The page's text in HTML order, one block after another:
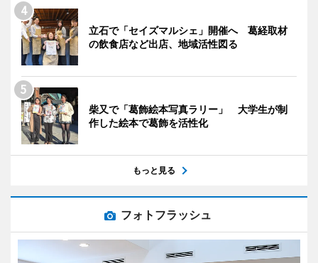
立石で「セイズマルシェ」開催へ 葛経取材
の飲食店など出店、地域活性図る
柴又で「葛飾絵本写真ラリー」 大学生が制
作した絵本で葛飾を活性化
もっと見る
フォトフラッシュ